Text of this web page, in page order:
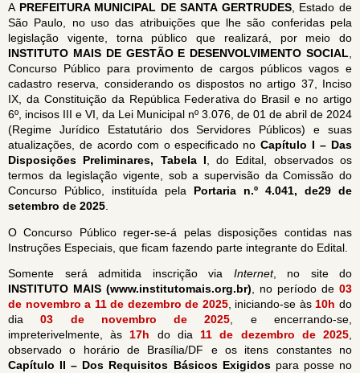
A PREFEITURA MUNICIPAL DE SANTA GERTRUDES, Estado de
São Paulo, no uso das atribuições que lhe são conferidas pela
legislação vigente, torna público que realizará, por meio do
INSTITUTO MAIS DE GESTÃO E DESENVOLVIMENTO SOCIAL
Concurso Público para provimento de cargos públicos vagos e
cadastro reserva, considerando os dispostos no artigo 37, Inciso
IX, da Constituição da República Federativa do Brasil e no artigo
6º, incisos III e VI, da Lei Municipal nº 3.076, de 01 de abril de 2024
(Regime Jurídico Estatutário dos Servidores Públicos) e suas
atualizações, de acordo com o especificado noCapítulo I – Das
Disposições Preliminares, Tabela I , do Edital, observados os
termos da legislação vigente, sob a supervisão da Comissão do
Concurso Público, instituída pela Portaria n.º 4.041, de29 de
setembro de 2025
O Concurso Público reger-se-á pelas disposições contidas nas
Instruções Especiais, que ficam fazendo parte integrante do Edital.
Somente será admitida inscrição via Internet, no site do
INSTITUTO MAIS (www.institutomais.org.br), no período de 03
de novembro a 11 de dezembro de 2025, iniciando-se às10h do
dia03 de novembro de 2025, e encerrando-se,
impreterivelmente, às17h do dia11 de dezembro de 2025,
observado o horário de Brasília/DF e os itens constantes no
Capítulo II – Dos Requisitos Básicos Exigidos para posse no